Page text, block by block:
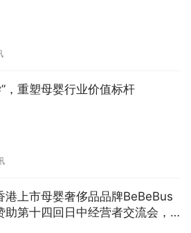
，重塑母婴行业价值标杆
港上市母婴奢侈品品牌BeBeBus
助第十四回日中经营者交流会，